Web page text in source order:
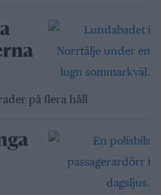
på flera håll